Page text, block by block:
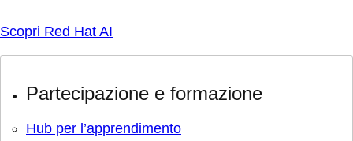
Scopri Red Hat AI
Partecipazione e formazione
Hub per l’apprendimento